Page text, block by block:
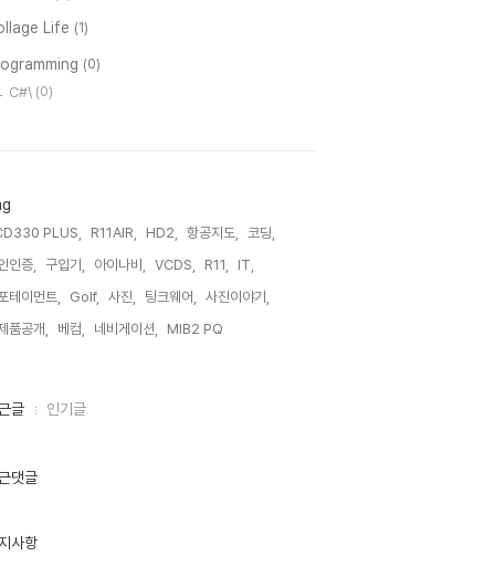
Life (1)
(0)
C#\ (0)
PLUS, R11AIR, HD2, 항공지도,
코딩,
인증,
구입기, 아이나비, VCDS, R11,
IT,
테이먼트,
Golf, 사진, 팅크웨어,
사진이야기,
품공개,
베컴, 네비게이션, MIB2 PQ,
글 인기글
댓글
사항